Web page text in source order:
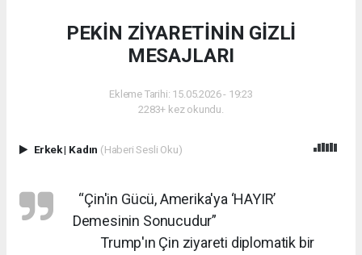
PEKİN ZİYARETİNİN GİZLİ
MESAJLARI
Ekleme Tarihi: 15.05.2026 - 19:23
2283+ kez okundu.
Erkek| Kadın (Haberi Sesli Oku)
“Çin'in Gücü, Amerika'ya ‘HAYIR’
Demesinin Sonucudur”
Trump'ın Çin ziyareti diplomatik bir